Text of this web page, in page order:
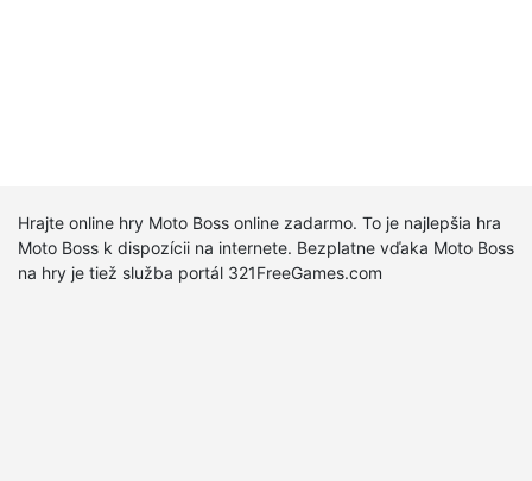
Hrajte online hry Moto Boss online zadarmo. To je najlepšia hra
Moto Boss k dispozícii na internete. Bezplatne vďaka Moto Boss
na hry je tiež služba portál 321FreeGames.com